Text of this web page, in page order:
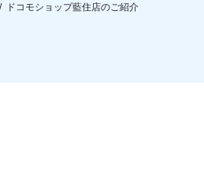
ドコモショップ藍住店のご紹介